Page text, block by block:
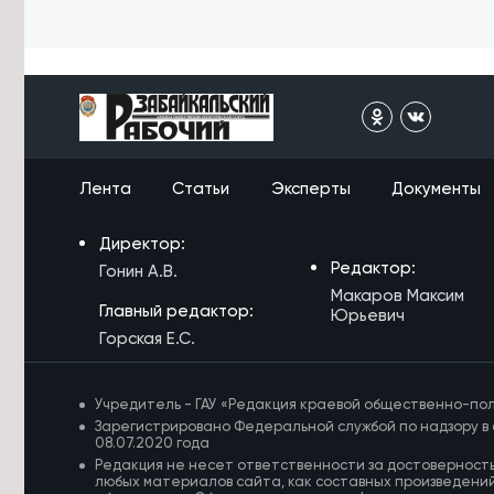
7/08/2026 в 13:25
Пострадавшего от удара током на
ж/д в Забайкалье подростка
транспортируют в Москву
Лента Статьи Эксперты Документы
Директор:
Гонин А.В.
Главный редактор:
Горская Е.С.
Редактор:
Макаров Максим
Юрьевич
Учредитель - ГАУ «Редакция краевой общественно-
Зарегистрировано Федеральной службой по надзору
08.07.2020 года
Редакция не несет ответственности за
любых материалов сайта, как составных